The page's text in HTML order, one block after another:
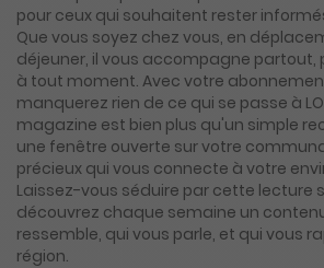
pour ceux qui souhaitent rester
Que vous soyez chez vous, en
déjeuner, il vous accompagne partout,
à tout moment. Avec votre
manquerez rien de ce qui se passe à
magazine est bien plus qu'un simple
une fenêtre ouverte sur votre
précieux qui vous connecte à votre
Laissez-vous séduire par cette lecture
découvrez chaque semaine un
ressemble, qui vous parle, et qui vous
région.